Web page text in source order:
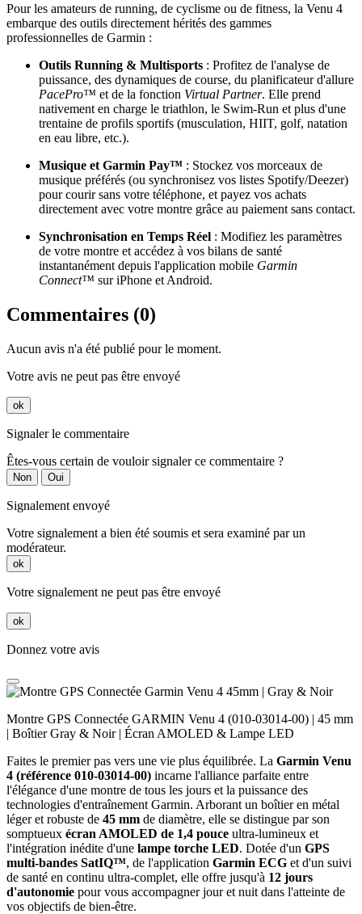
Pour les amateurs de running, de cyclisme ou de fitness, la Venu 4
embarque des outils directement hérités des gammes
professionnelles de Garmin :
Outils Running & Multisports : Profitez de l'analyse de
puissance, des dynamiques de course, du planificateur d'allure
PacePro™ et de la fonction Virtual Partner. Elle prend
nativement en charge le triathlon, le Swim-Run et plus d'une
trentaine de profils sportifs (musculation, HIIT, golf, natation
en eau libre, etc.).
Musique et Garmin Pay™ : Stockez vos morceaux de
musique préférés (ou synchronisez vos listes Spotify/Deezer)
pour courir sans votre téléphone, et payez vos achats
directement avec votre montre grâce au paiement sans contact.
Synchronisation en Temps Réel : Modifiez les paramètres
de votre montre et accédez à vos bilans de santé
instantanément depuis l'application mobile Garmin
Connect™ sur iPhone et Android.
Commentaires (0)
Aucun avis n'a été publié pour le moment.
Votre avis ne peut pas être envoyé
ok
Signaler le commentaire
Êtes-vous certain de vouloir signaler ce commentaire ?
Non Oui
Signalement envoyé
Votre signalement a bien été soumis et sera examiné par un
modérateur.
ok
Votre signalement ne peut pas être envoyé
ok
Donnez votre avis
Montre GPS Connectée GARMIN Venu 4 (010-03014-00) | 45 mm
| Boîtier Gray & Noir | Écran AMOLED & Lampe LED
Faites le premier pas vers une vie plus équilibrée. La Garmin Venu
4 (référence 010-03014-00) incarne l'alliance parfaite entre
l'élégance d'une montre de tous les jours et la puissance des
technologies d'entraînement Garmin. Arborant un boîtier en métal
léger et robuste de 45 mm de diamètre, elle se distingue par son
somptueux écran AMOLED de 1,4 pouce ultra-lumineux et
l'intégration inédite d'une lampe torche LED. Dotée d'un GPS
multi-bandes SatIQ™, de l'application Garmin ECG et d'un suivi
de santé en continu ultra-complet, elle offre jusqu'à 12 jours
d'autonomie pour vous accompagner jour et nuit dans l'atteinte de
vos objectifs de bien-être.